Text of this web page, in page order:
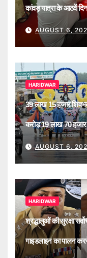
कांवड़ यात्रा के आठवें
AUGUST 6,
HARIDWAR
39 लाख 15 हजार
करोड़ 19 लाख 70
AUGUST 6,
HARIDWAR
श्रद्धालुओं की सुरक्षा
गाइडलाइन का पालन